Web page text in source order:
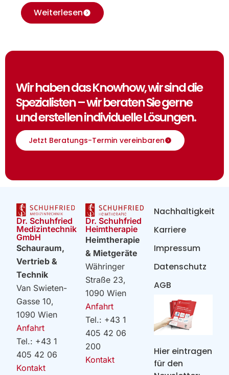
Weiterlesen
Wir haben das Knowhow, wir sind die
Spezialisten – wir beraten Sie gerne
und erstellen individuelle Lösungen.
Jetzt Beratungs-Termin vereinbaren
Dr. Schuhfried
Medizintechnik
GmbH
Schauraum,
Vertrieb &
Technik
Van Swieten-
Gasse 10,
1090 Wien
Anfahrt
Tel.: +43 1
405 42 06
Kontakt
Dr. Schuhfried
Heimtherapie
Heimtherapie
& Mietgeräte
Währinger
Straße 23,
1090 Wien
Anfahrt
Tel.: +43 1
405 42 06
200
Kontakt
Hier eintragen
für den
Nachhaltigkeit
Karriere
Impressum
Datenschutz
AGB